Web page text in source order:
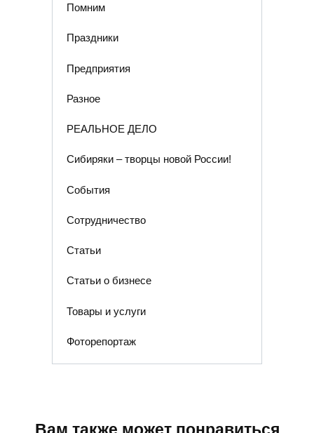
Помним
Праздники
Предприятия
Разное
РЕАЛЬНОЕ ДЕЛО
Сибиряки – творцы новой России!
События
Сотрудничество
Статьи
Статьи о бизнесе
Товары и услуги
Фоторепортаж